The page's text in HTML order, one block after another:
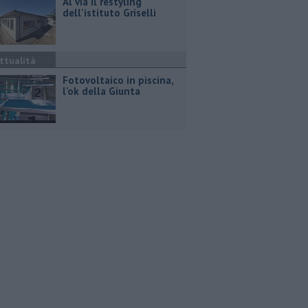
dell'istituto Griselli
Fotovoltaico in piscina,
l'ok della Giunta